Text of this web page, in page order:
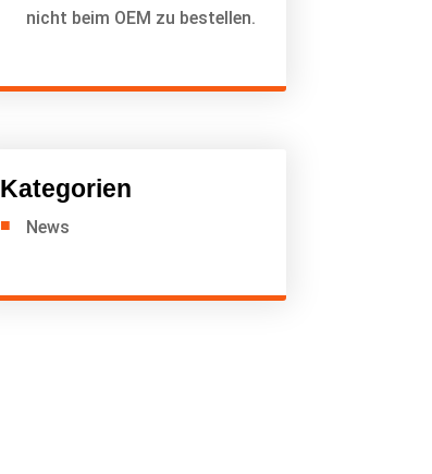
nicht beim OEM zu bestellen.
Kategorien
News